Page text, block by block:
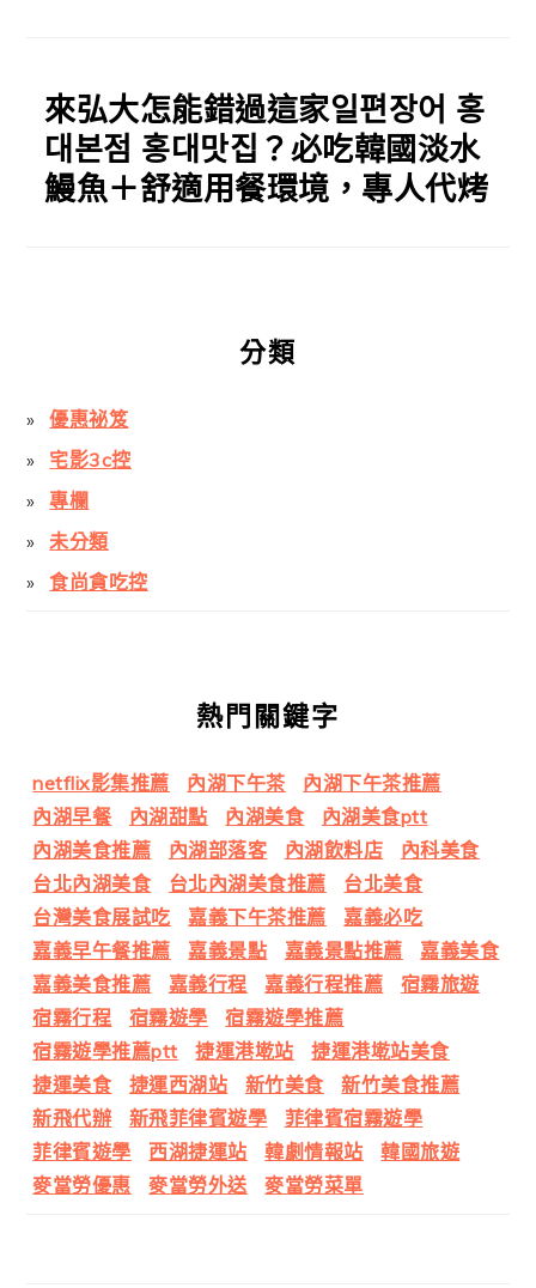
來弘大怎能錯過這家일편장어 홍
대본점 홍대맛집？必吃韓國淡水
鰻魚＋舒適用餐環境，專人代烤
分類
優惠祕笈
宅影3c控
專欄
未分類
食尚貪吃控
熱門關鍵字
netflix影集推薦 內湖下午茶
內湖下午茶推薦
內湖早餐
內湖甜點 內湖美食
內湖美食ptt
內湖美食推薦
內湖部落客 內湖飲料店
內科美食
台北內湖美食
台北內湖美食推薦
台北美食
台灣美食展試吃
嘉義下午茶推薦
嘉義必吃
嘉義早午餐推薦
嘉義景點 嘉義景點推薦
嘉義美食
嘉義美食推薦
嘉義行程 嘉義行程推薦
宿霧旅遊
宿霧行程
宿霧遊學
宿霧遊學推薦
宿霧遊學推薦ptt
捷運港墘站
捷運港墘站美食
捷運美食
捷運西湖站 新竹美食
新竹美食推薦
新飛代辦
新飛菲律賓遊學
菲律賓宿霧遊學
菲律賓遊學
西湖捷運站 韓劇情報站
韓國旅遊
麥當勞優惠
麥當勞外送 麥當勞菜單